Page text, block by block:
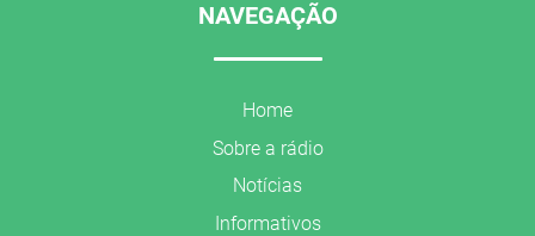
NAVEGAÇÃO
Home
Sobre a rádio
Notícias
Informativos